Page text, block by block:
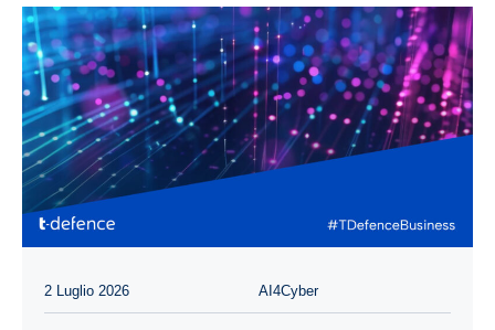
2 Luglio 2026 AI4Cyber